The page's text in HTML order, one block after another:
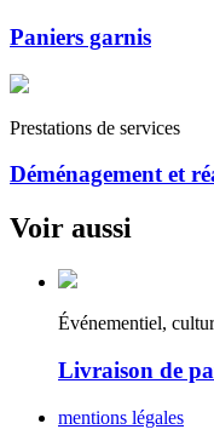
Paniers garnis
Prestations de services
Déménagement et
Voir aussi
Événementiel,
Livraison de
mentions légales